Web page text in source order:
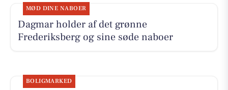
MØD DINE NABOER
Dagmar holder af det grønne
Frederiksberg og sine søde naboer
BOLIGMARKED